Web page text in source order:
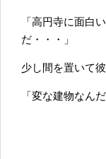
「高円寺に面白
だ・・・」
少し間を置いて
「変な建物なんだ